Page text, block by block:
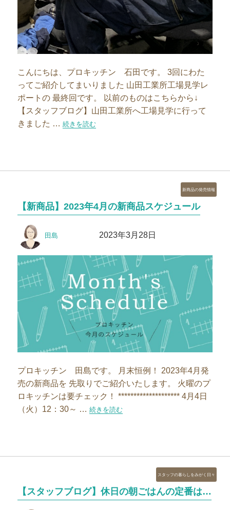
こんにちは、プロキッチン 石田です。 3回にわた
ってご紹介してまいりました 山田工業所工場見学レ
ポートの 最終回です。 以前のものはこちらから↓
【スタッフブログ】山田工業所へ工場見学に行って
きました …“【スタッフブログ】山田工業所工場見学その3″の
続きを読む
【新商品】2023年4月の新商品スケジュール
稿
田島 2023年3月28日
カ
テ
ゴ
新商品の発売情報
プロキッチン 田島です。 月末恒例！ 2023年4月発
売の新商品を 先取りでご紹介いたします。 火曜のプ
ロキッチンは要チェック！ ******************** 4月4日
（火）12：30～ …“【新商品】2023年4月の新商品スケジュール”
続きを読む
【スタッフブログ】休日の朝ごはんの定番は…
カ
テ
ゴ
スタッフの暮らしをみがく日々